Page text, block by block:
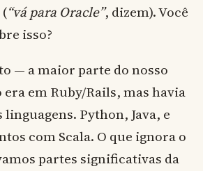
“vá para Oracle”, dizem). Você
isso?
— a maior parte do nosso
em Ruby/Rails, mas havia
Python, Java, e
com Scala. O que ignora o
partes significativas da